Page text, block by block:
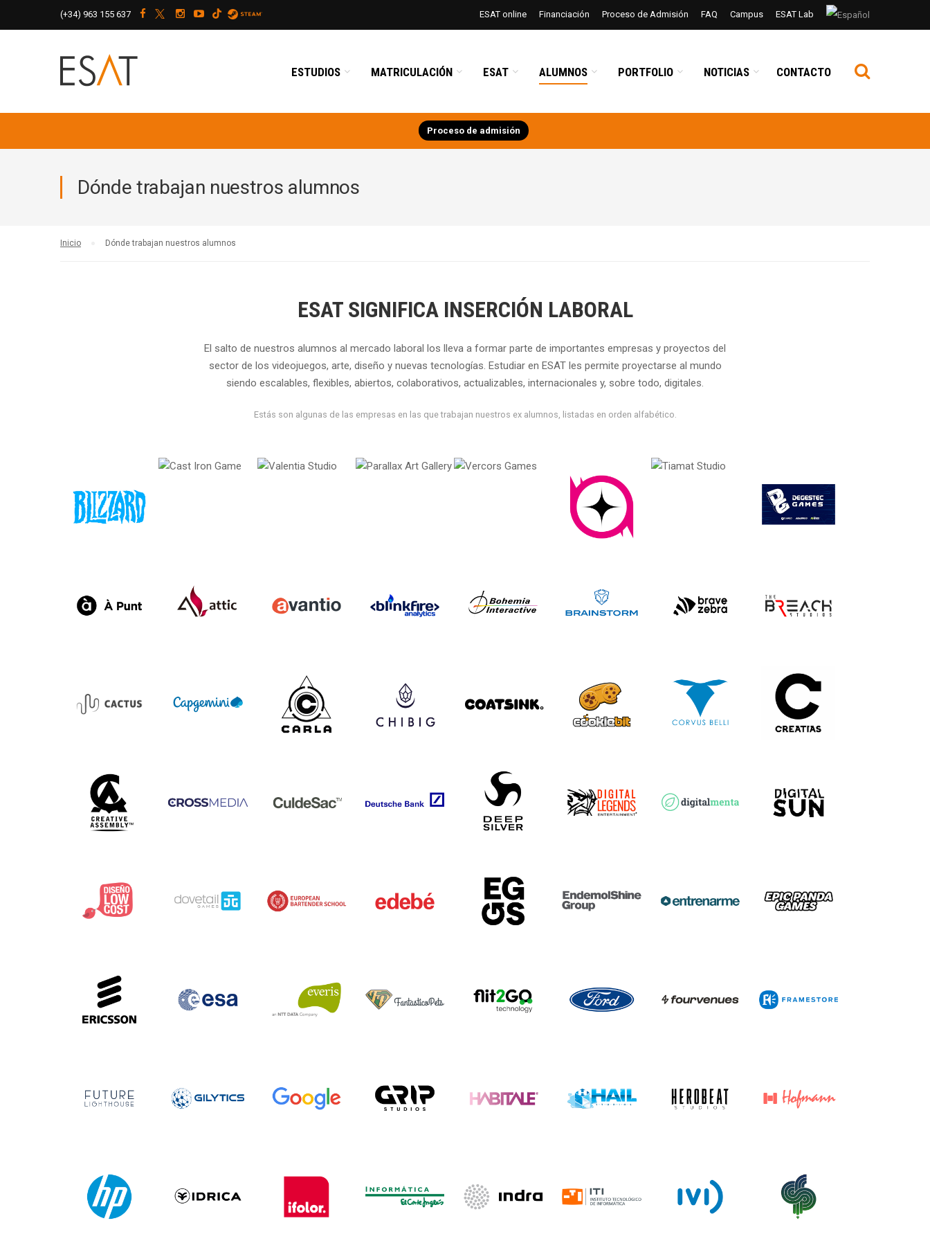
Proceso de admisión
(+34) 963 155 637 ESAT online Financiación Proceso de Admisión FAQ Campus ESAT Lab
ESTUDIOS MATRICULACIÓN ESAT ALUMNOS PORTFOLIO NOTICIAS CONTACTO
Dónde trabajan nuestros alumnos
Inicio Dónde trabajan nuestros alumnos
ESAT SIGNIFICA INSERCIÓN LABORAL
El salto de nuestros alumnos al mercado laboral los lleva a formar parte de importantes empresas y proyectos del
sector de los videojuegos, arte, diseño y nuevas tecnologías. Estudiar en ESAT les permite proyectarse al mundo
siendo escalables, flexibles, abiertos, colaborativos, actualizables, internacionales y, sobre todo, digitales.
Estás son algunas de las empresas en las que trabajan nuestros ex alumnos, listadas en orden alfabético.